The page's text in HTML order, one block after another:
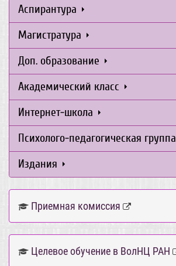
Аспирантура
Магистратура
Доп. образование
Академический класс
Интернет-школа
Психолого-педагогическая группа
Издания
Приемная комиссия
Целевое обучение в ВолНЦ РАН